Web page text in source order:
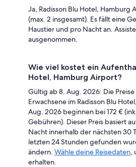
Ja, Radisson Blu Hotel, Hamburg
(max. 2 insgesamt). Es fällt eine
Haustier und pro Nacht an.
ausgenommen.
Wie viel kostet ein
Hotel, Hamburg Airport?
Gültig ab 8. Aug. 2026: Die
Erwachsene im Radisson Blu
Aug. 2026 beginnen bei 172 €
Gebühren). Dieser Preis basiert
Nacht innerhalb der nächsten 30
letzten 24 Stunden gefunden
ändern. Wähle deine Reisedaten
erhalten.